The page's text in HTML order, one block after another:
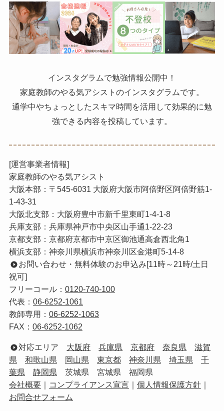
インスタグラムで勉強情報公開中！
家庭教師のやる気アシストのインスタグラムです。
通学中やちょっとしたスキマ時間を活用して効果的に勉
強できる内容を投稿しています。
[運営事業者情報]
家庭教師のやる気アシスト
大阪本部：〒545-6031 大阪府大阪市阿倍野区阿倍野筋1-
1-43-31
大阪北支部：大阪府豊中市新千里東町1-4-1-8
兵庫支部：兵庫県神戸市中央区山手通1-22-23
京都支部：京都府京都市中京区御池通高倉西北角1
横浜支部：神奈川県横浜市神奈川区金港町5-14-8
お問い合わせ・無料体験のお申込み[11時～21時/土日
祝可]
フリーコール： 0120-740-100
代表： 06-6252-1061
教師専用： 06-6252-1063
FAX： 06-6252-1062
対応エリア 大阪府 兵庫県 京都府 奈良県
滋賀
県
和歌山県 岡山県 東京都 神奈川県 埼玉県
千
葉県
静岡県 茨城県 宮城県 福岡県
会社概要｜ コンプライアンス宣言｜ 個人情報保護方針｜
お問合せフォーム